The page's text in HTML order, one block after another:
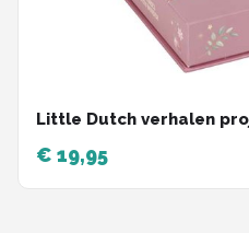
Little Dutch verhalen
€ 19,95